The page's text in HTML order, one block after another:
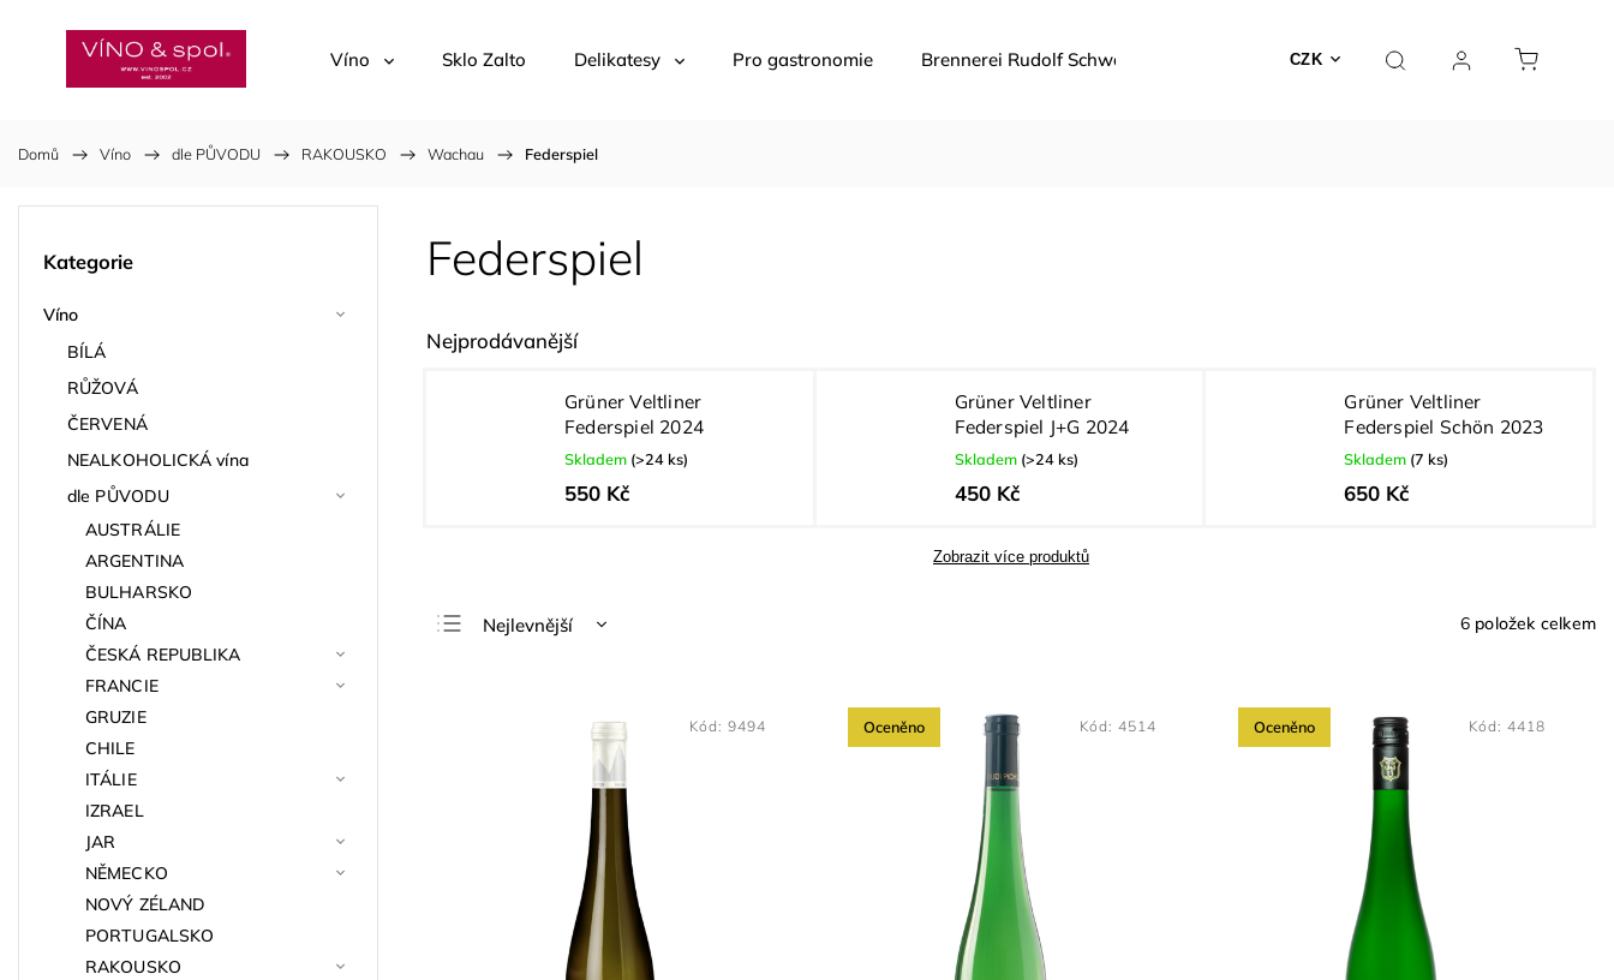
CZK
Víno Sklo Zalto Delikatesy Pro gastronomie Brennerei Rudolf Schwarzer Dárky a poukazy Kontakty
Domů / Víno / dle PŮVODU / RAKOUSKO / Wachau / Federspiel
Kategorie
Víno
BÍLÁ
RŮŽOVÁ
ČERVENÁ
NEALKOHOLICKÁ vína
dle PŮVODU
AUSTRÁLIE
ARGENTINA
BULHARSKO
ČÍNA
ČESKÁ REPUBLIKA
FRANCIE
GRUZIE
CHILE
ITÁLIE
IZRAEL
JAR
NĚMECKO
NOVÝ ZÉLAND
PORTUGALSKO
RAKOUSKO
Federspiel
Nejprodávanější
Grüner Veltliner
Federspiel 2024
Skladem (>24 ks)
550 Kč
Grüner Veltliner
Federspiel J+G 2024
Skladem (>24 ks)
450 Kč
Grüner Veltliner
Federspiel Schön 2023
Skladem (7 ks)
650 Kč
Zobrazit více produktů
Nejlevnější
6 položek celkem
Kód:9494 Oceněno Kód: 4514 Oceněno Kód: 4418